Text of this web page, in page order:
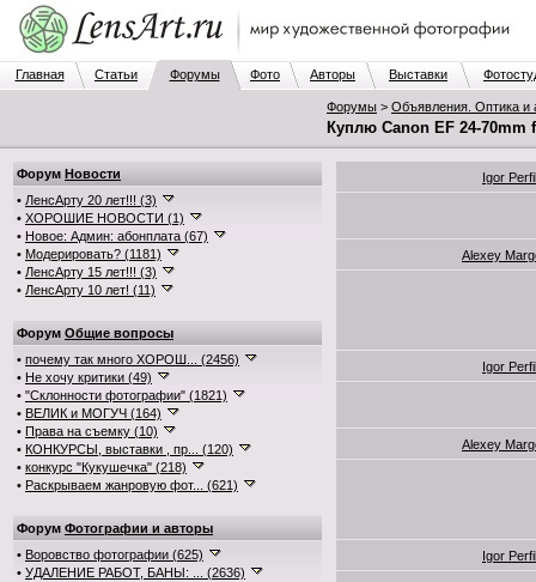
Главная Статьи Форумы Фото Авторы Выставки
Форумы > Объявления. Оптика и
Куплю Canon EF 24-70mm
Форум Новости
• ЛенсАрту 20 лет!!! (3)
• ХОРОШИЕ НОВОСТИ (1)
• Новое: Админ: абонплата (67)
• Модерировать? (1181)
• ЛенсАрту 15 лет!!! (3)
• ЛенсАрту 10 лет! (11)
Форум Общие вопросы
• почему так много ХОРОШ... (2456)
• Не хочу критики (49)
• "Склонности фотографии" (1821)
• ВЕЛИК и МОГУЧ (164)
• Права на съемку (10)
• КОНКУРСЫ, выставки , пр... (120)
• конкурс "Кукушечка" (218)
• Раскрываем жанровую фот... (621)
Форум Фотографии и авторы
• Воровство фотографии (625)
• УДАЛЕНИЕ РАБОТ, БАНЫ: ... (2636)
Igor
Alexey
Igor
Alexey
Igor